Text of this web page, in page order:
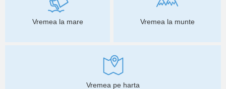
Vremea la mare Vremea la munte
Vremea pe harta